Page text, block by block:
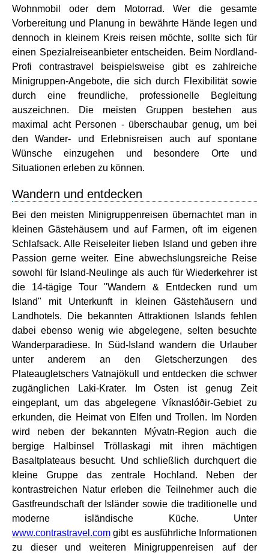
Wohnmobil oder dem Motorrad. Wer die gesamte
Vorbereitung und Planung in bewährte Hände legen und
dennoch in kleinem Kreis reisen möchte, sollte sich für
einen Spezialreiseanbieter entscheiden. Beim Nordland-
Profi contrastravel beispielsweise gibt es zahlreiche
Minigruppen-Angebote, die sich durch Flexibilität sowie
durch eine freundliche, professionelle Begleitung
auszeichnen. Die meisten Gruppen bestehen aus
maximal acht Personen - überschaubar genug, um bei
den Wander- und Erlebnisreisen auch auf spontane
Wünsche einzugehen und besondere Orte und
Situationen erleben zu können.
Wandern und entdecken
Bei den meisten Minigruppenreisen übernachtet man in
kleinen Gästehäusern und auf Farmen, oft im eigenen
Schlafsack. Alle Reiseleiter lieben Island und geben ihre
Passion gerne weiter. Eine abwechslungsreiche Reise
sowohl für Island-Neulinge als auch für Wiederkehrer ist
die 14-tägige Tour "Wandern & Entdecken rund um
Island" mit Unterkunft in kleinen Gästehäusern und
Landhotels. Die bekannten Attraktionen Islands fehlen
dabei ebenso wenig wie abgelegene, selten besuchte
Wanderparadiese. In Süd-Island wandern die Urlauber
unter anderem an den Gletscherzungen des
Plateaugletschers Vatnajökull und entdecken die schwer
zugänglichen Laki-Krater. Im Osten ist genug Zeit
eingeplant, um das abgelegene Víknaslóðir-Gebiet zu
erkunden, die Heimat von Elfen und Trollen. Im Norden
wird neben der bekannten Mývatn-Region auch die
bergige Halbinsel Tröllaskagi mit ihren mächtigen
Basaltplateaus besucht. Und schließlich durchquert die
kleine Gruppe das zentrale Hochland. Neben der
kontrastreichen Natur erleben die Teilnehmer auch die
Gastfreundschaft der Isländer sowie die traditionelle und
moderne isländische Küche. Unter
www.contrastravel.com gibt es ausführliche Informationen
zu dieser und weiteren Minigruppenreisen auf der